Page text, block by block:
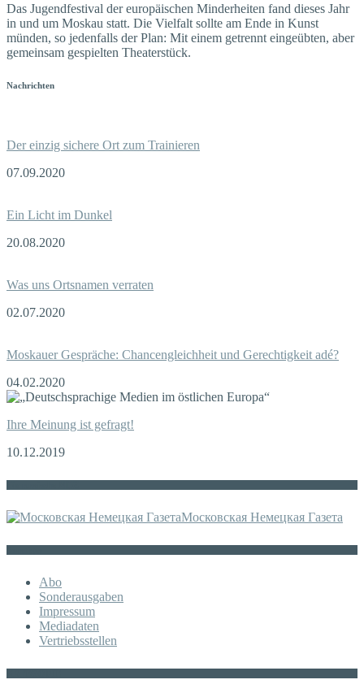
Das Jugendfestival der europäischen Minderheiten fand dieses Jahr
in und um Moskau statt. Die Vielfalt sollte am Ende in Kunst
münden, so jedenfalls der Plan: Mit einem getrennt eingeübten, aber
gemeinsam gespielten Theaterstück.
Nachrichten
Der einzig sichere Ort zum Trainieren
07.09.2020
Ein Licht im Dunkel
20.08.2020
Was uns Ortsnamen verraten
02.07.2020
Moskauer Gespräche: Chancengleichheit und Gerechtigkeit adé?
04.02.2020
Ihre Meinung ist gefragt!
10.12.2019
Московская Немецкая Газета
Abo
Sonderausgaben
Impressum
Mediadaten
Vertriebsstellen